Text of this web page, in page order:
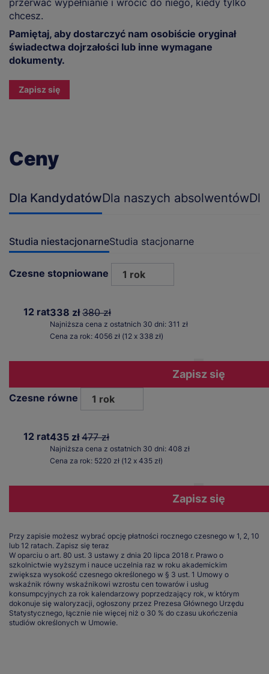
chcesz.
Pamiętaj, aby dostarczyć nam osobiście oryginał
świadectwa dojrzałości lub inne wymagane
dokumenty.
Zapisz się
Ceny
Dla KandydatówDla naszych absolwentów
Studia niestacjonarneStudia stacjonarne
Czesne stopniowane 1 rok
12 rat338 zł380 zł
Najniższa cena z ostatnich 30 dni: 311 zł
Cena za rok: 4056 zł (12 x 338 zł)
Zapisz się
Czesne równe 1 rok
12 rat435 zł477 zł
Najniższa cena z ostatnich 30 dni: 408 zł
Cena za rok: 5220 zł (12 x 435 zł)
Zapisz się
Przy zapisie możesz wybrać opcję płatności rocznego czesnego w 1, 2, 10
lub 12 ratach. Zapisz się teraz
W oparciu o art. 80 ust. 3 ustawy z dnia 20 lipca 2018 r. Prawo o
szkolnictwie wyższym i nauce uczelnia raz w roku akademickim
zwiększa wysokość czesnego określonego w § 3 ust. 1 Umowy o
wskaźnik równy wskaźnikowi wzrostu cen towarów i usług
konsumpcyjnych za rok kalendarzowy poprzedzający rok, w którym
dokonuje się waloryzacji, ogłoszony przez Prezesa Głównego Urzędu
Statystycznego, łącznie nie więcej niż o 30 % do czasu ukończenia
studiów określonych w Umowie.